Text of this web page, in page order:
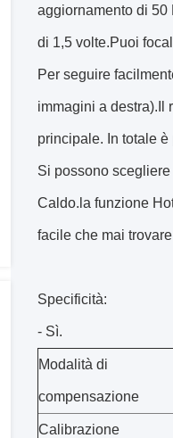
aggiornamento di 50
di 1,5 volte.Puoi
Per seguire
immagini a destra).Il
principale. In totale
Si possono
Caldo.la funzione
facile che mai
Specificità:
- Sì.
Modalità di
compensazione
Calibrazione